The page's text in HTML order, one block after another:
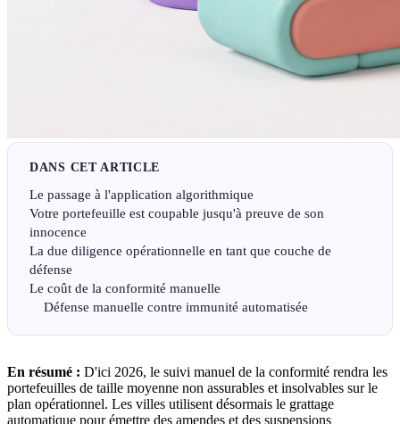
DANS CET ARTICLE
Le passage à l'application algorithmique
Votre portefeuille est coupable jusqu'à preuve de son
innocence
La due diligence opérationnelle en tant que couche de
défense
Le coût de la conformité manuelle
Défense manuelle contre immunité automatisée
En résumé : D'ici 2026, le suivi manuel de la conformité rendra les
portefeuilles de taille moyenne non assurables et insolvables sur le
plan opérationnel. Les villes utilisent désormais le grattage
automatique pour émettre des amendes et des suspensions